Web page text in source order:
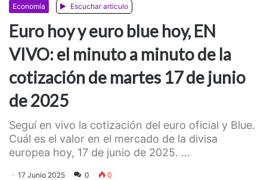
Economía Escuchar artículo
Euro hoy y euro blue hoy, EN
VIVO: el minuto a minuto de la
cotización de martes 17 de junio
de 2025
Seguí en vivo la cotización del euro oficial y Blue.
Cuál es el valor en el mercado de la divisa
europea hoy, 17 de junio de 2025. ...
17 Junio 2025 0 0